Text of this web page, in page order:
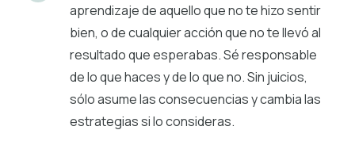
aprendizaje de aquello que no te hizo sentir
bien, o de cualquier acción que no te llevó al
resultado que esperabas. Sé responsable
de lo que haces y de lo que no. Sin juicios,
sólo asume las consecuencias y cambia las
estrategias si lo consideras.